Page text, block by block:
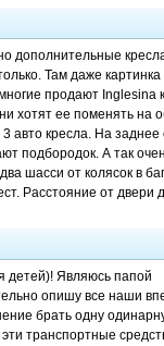
дополнительные
Там даже картинка
продают Inglesina
хотят ее поменять на
авто кресла. На заднее
подбородок. А так
шасси от колясок в
Расстояние от двери
детей)! Являюсь папой
опишу все наши
брать одну
транспортные